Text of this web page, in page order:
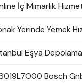
İç Mimarlık
Yerinde Yemek
Eşya
Bosch